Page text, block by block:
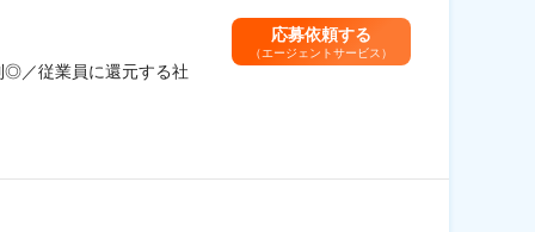
◎／従業員に還元する社
応募依頼する
（エージェントサービス）